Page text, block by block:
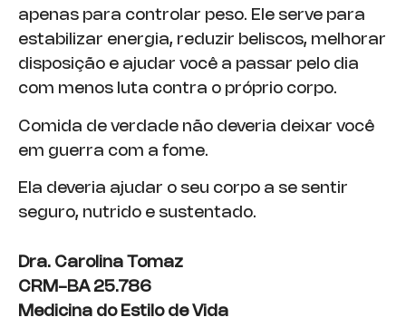
apenas para controlar peso. Ele serve para
estabilizar energia, reduzir beliscos, melhorar
disposição e ajudar você a passar pelo dia
com menos luta contra o próprio corpo.
Comida de verdade não deveria deixar você
em guerra com a fome.
Ela deveria ajudar o seu corpo a se sentir
seguro, nutrido e sustentado.
Dra. Carolina Tomaz
CRM-BA 25.786
Medicina do Estilo de Vida